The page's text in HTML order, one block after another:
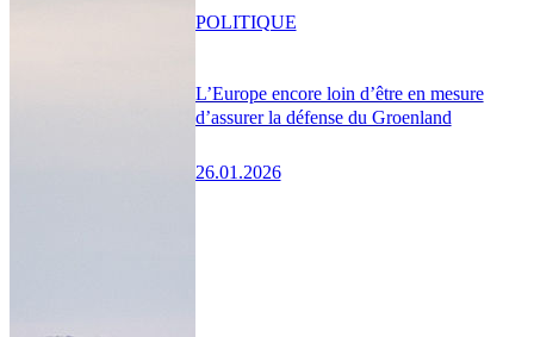
L’Europe encore loin d’être en mesure
d’assurer la défense du Groenland
26.01.2026
POLITIQUE